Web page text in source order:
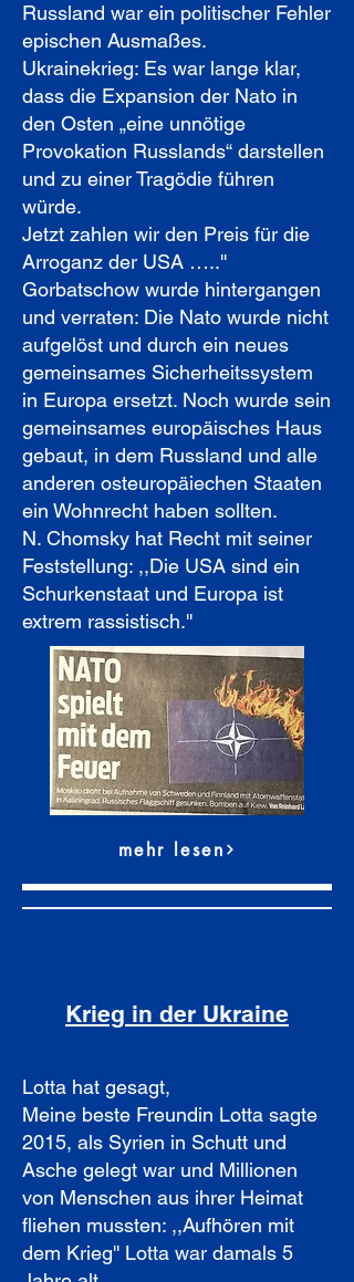
Russland war ein politischer Fehler
epischen Ausmaßes.
Ukrainekrieg: Es war lange klar,
dass die Expansion der Nato in
den Osten „eine unnötige
Provokation Russlands“ darstellen
und zu einer Tragödie führen
würde.
Jetzt zahlen wir den Preis für die
Arroganz der USA …..''
Gorbatschow wurde hintergangen
und verraten: Die Nato wurde nicht
aufgelöst und durch ein neues
gemeinsames Sicherheitssystem
in Europa ersetzt. Noch wurde sein
gemeinsames europäisches Haus
gebaut, in dem Russland und alle
anderen osteuropäiechen Staaten
ein Wohnrecht haben sollten.
N. Chomsky hat Recht mit seiner
Feststellung: ,,Die USA sind ein
Schurkenstaat und Europa ist
extrem rassistisch.''
mehr lesen
Krieg in der Ukraine
Lotta hat gesagt,
Meine beste Freundin Lotta sagte
2015, als Syrien in Schutt und
Asche gelegt war und Millionen
von Menschen aus ihrer Heimat
fliehen mussten: ,,Aufhören mit
dem Krieg'' Lotta war damals 5